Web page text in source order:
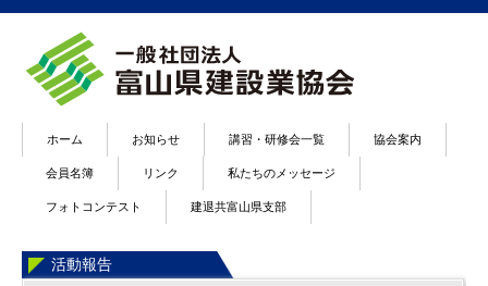
ホーム お知らせ 講習・研修会一覧 協会案内
会員名簿 リンク 私たちのメッセージ
フォトコンテスト 建退共富山県支部
活動報告